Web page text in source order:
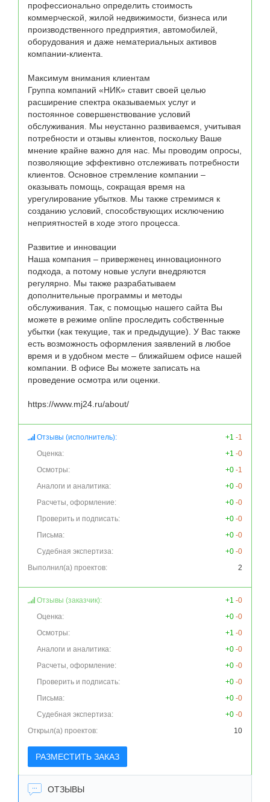
профессионально определить стоимость
коммерческой, жилой недвижимости, бизнеса или
производственного предприятия, автомобилей,
оборудования и даже нематериальных активов
компании-клиента.
Максимум внимания клиентам
Группа компаний «НИК» ставит своей целью
расширение спектра оказываемых услуг и
постоянное совершенствование условий
обслуживания. Мы неустанно развиваемся, учитывая
потребности и отзывы клиентов, поскольку Ваше
мнение крайне важно для нас. Мы проводим опросы,
позволяющие эффективно отслеживать потребности
клиентов. Основное стремление компании –
оказывать помощь, сокращая время на
урегулирование убытков. Мы также стремимся к
созданию условий, способствующих исключению
неприятностей в ходе этого процесса.
Развитие и инновации
Наша компания – приверженец инновационного
подхода, а потому новые услуги внедряются
регулярно. Мы также разрабатываем
дополнительные программы и методы
обслуживания. Так, с помощью нашего сайта Вы
можете в режиме online проследить собственные
убытки (как текущие, так и предыдущие). У Вас также
есть возможность оформления заявлений в любое
время и в удобном месте – ближайшем офисе нашей
компании. В офисе Вы можете записать на
проведение осмотра или оценки.
https://www.mj24.ru/about/
Отзывы (исполнитель): +1 -1
Оценка:
+1 -0
Осмотры:
+0 -1
Аналоги и аналитика:
+0 -0
Расчеты, оформление:
+0 -0
Проверить и подписать:
+0 -0
Письма:
+0 -0
Судебная экспертиза:
+0 -0
Выполнил(а) проектов:
2
Отзывы (заказчик): +1 -0
Оценка:
+0 -0
Осмотры:
+1 -0
Аналоги и аналитика:
+0 -0
Расчеты, оформление:
+0 -0
Проверить и подписать:
+0 -0
Письма:
+0 -0
Судебная экспертиза:
+0 -0
Открыл(а) проектов:
10
РАЗМЕСТИТЬ ЗАКАЗ
ОТЗЫВЫ